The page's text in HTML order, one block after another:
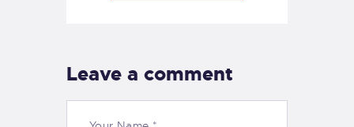
Leave a comment